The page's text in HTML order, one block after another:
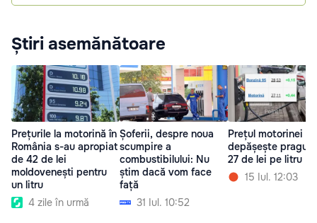
Știri asemănătoare
Prețurile la motorină în
România s-au apropiat
de 42 de lei
moldovenești pentru
un litru
4 zile în urmă
Șoferii, despre noua
scumpire a
combustibilului: Nu
știm dacă vom face
față
31 Iul. 10:52
Prețul motorinei
depășește pragul
27 de lei pe litru
15 Iul. 12:03